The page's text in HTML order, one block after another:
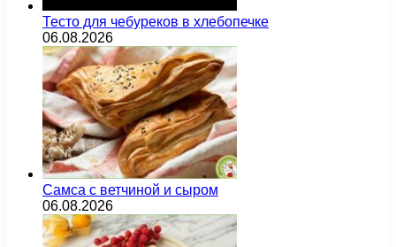
Тесто для чебуреков в хлебопечке
06.08.2026
Самса с ветчиной и сыром
06.08.2026